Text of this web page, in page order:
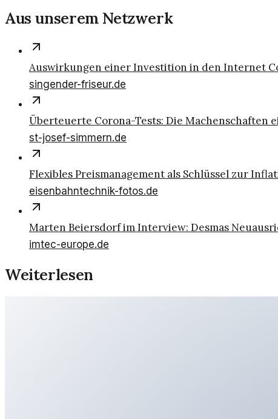
Aus unserem Netzwerk
Auswirkungen einer Investition in den Internet
singender-friseur.de
Überteuerte Corona-Tests: Die Machenschaften
st-josef-simmern.de
Flexibles Preismanagement als Schlüssel zur
eisenbahntechnik-fotos.de
Marten Beiersdorf im Interview: Desmas
imtec-europe.de
Weiterlesen